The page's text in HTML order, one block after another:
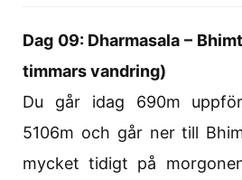
Dag 09: Dharmasala –
timmars vandring)
Du går idag 690m
5106m och går ner till
mycket tidigt på